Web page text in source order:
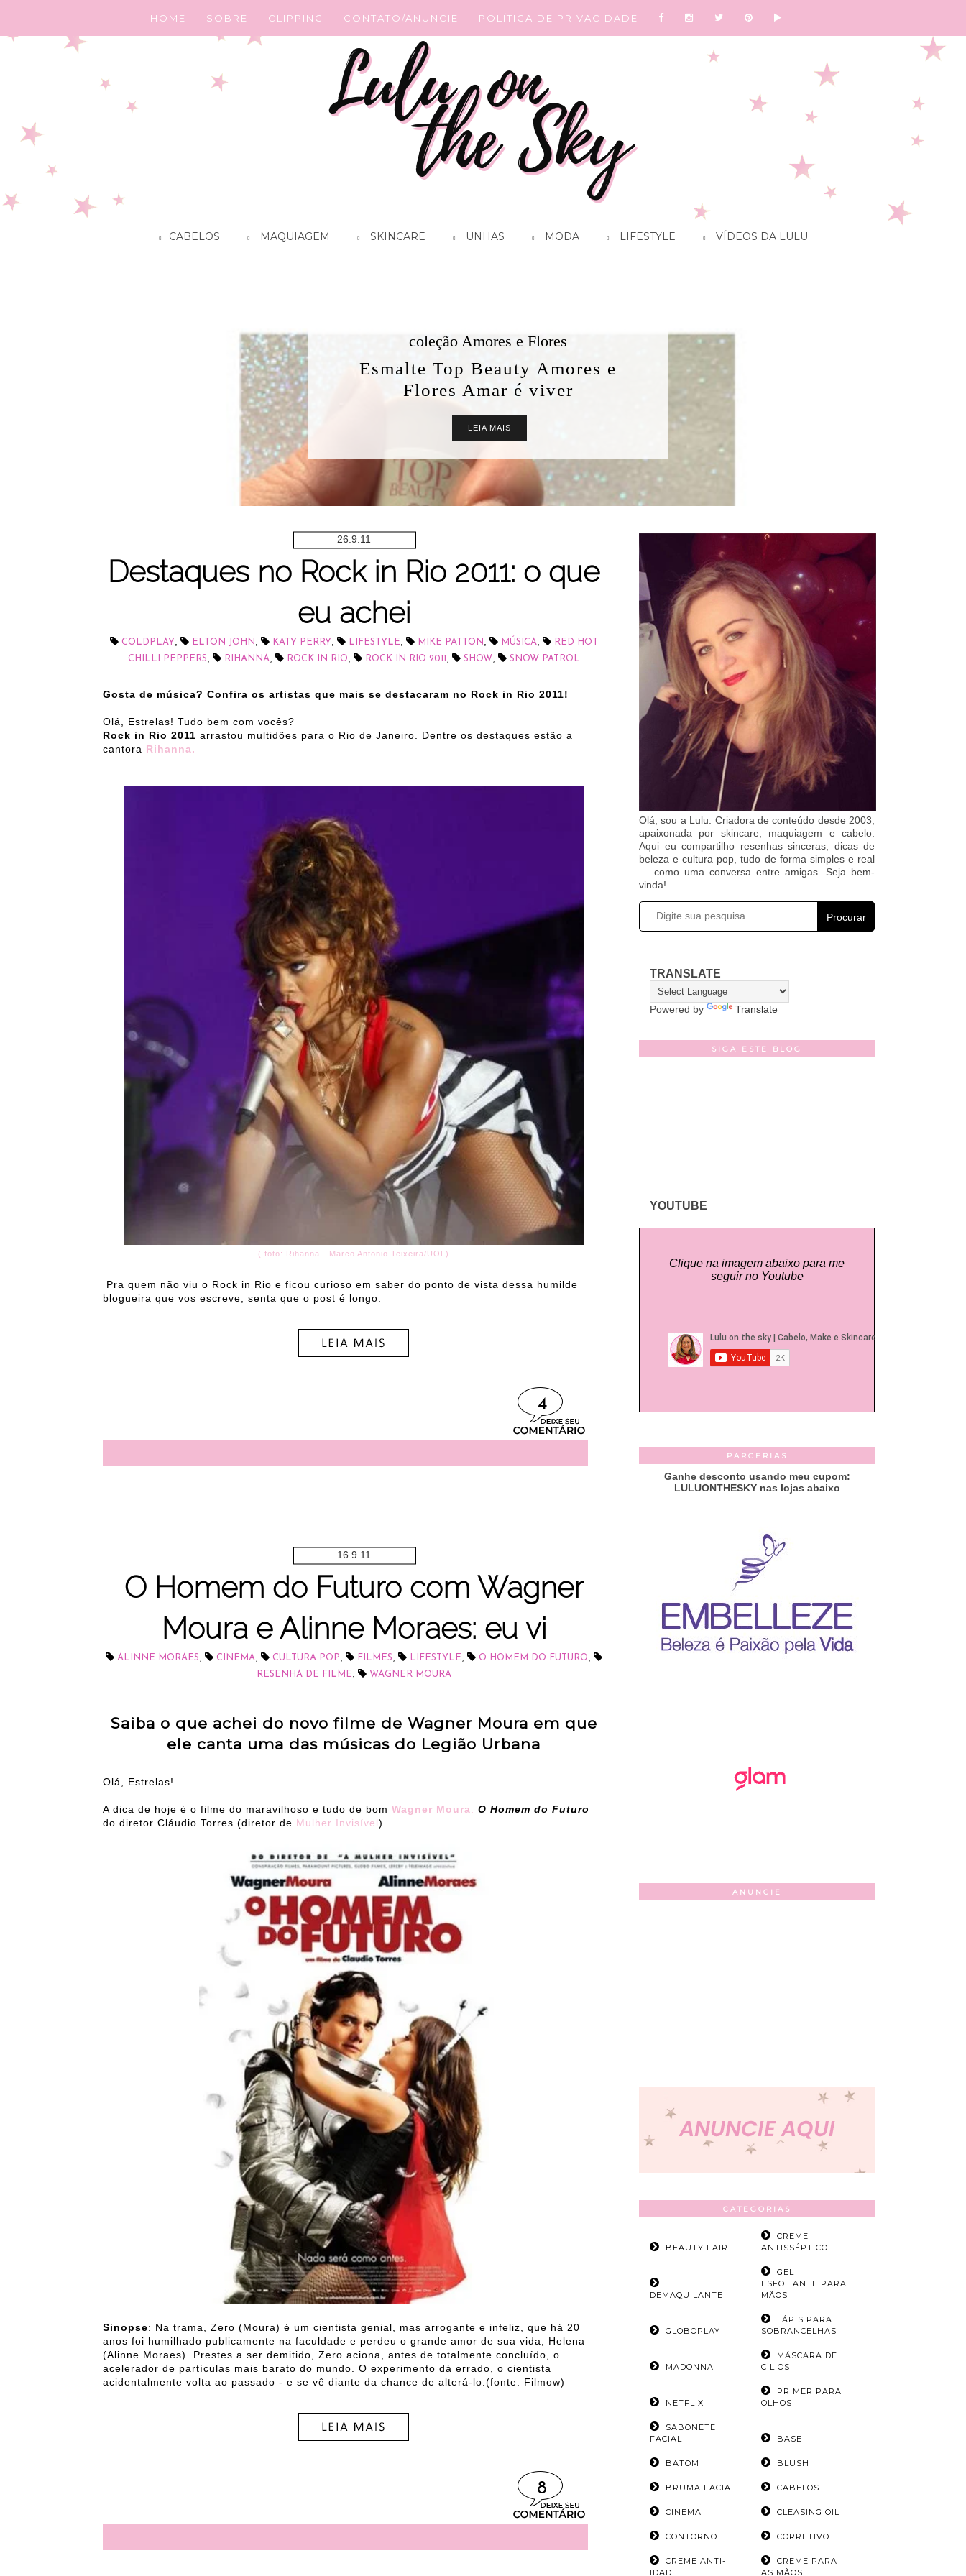
HOME SOBRE CLIPPING CONTATO/ANUNCIE POLÍTICA DE PRIVACIDADE
CABELOS MAQUIAGEM SKINCARE UNHAS MODA LIFESTYLE VÍDEOS DA LULU
coleção Amores e Flores
Esmalte Top Beauty Amores e
Flores Amar é viver
LEIA MAIS
26.9.11
Destaques no Rock in Rio 2011: o que
eu achei
COLDPLAY, ELTON JOHN KATY PERRY, LIFESTYLE MIKE PATTON MÚSICA
RED HOT
CHILLI PEPPERS
RIHANNA ROCK IN RIO ROCK IN RIO 2011 SHOW, SNOW PATROL
Gosta de música? Confira os artistas que mais se destacaram no Rock in Rio 2011!
Olá, Estrelas! Tudo bem com vocês?
Rock in Rio 2011 arrastou multidões para o Rio de Janeiro. Dentre os destaques estão a
cantora Rihanna.
( foto: Rihanna - Marco Antonio Teixeira/UOL)
Pra quem não viu o Rock in Rio e ficou curioso em saber do ponto de vista dessa humilde
blogueira que vos escreve, senta que o post é longo.
4
16.9.11
O Homem do Futuro com Wagner
Moura e Alinne Moraes: eu vi
ALINNE MORAES CINEMA CULTURA POP FILMES LIFESTYLE O HOMEM DO FUTURO
RESENHA DE FILME WAGNER MOURA
Saiba o que achei do novo filme de Wagner Moura em que
ele canta uma das músicas do Legião Urbana
Olá, Estrelas!
A dica de hoje é o filme do maravilhoso e tudo de bom Wagner Moura: O Homem do Futuro
do diretor Cláudio Torres (diretor de Mulher Invisível)
Sinopse: Na trama, Zero (Moura) é um cientista genial, mas arrogante e infeliz, que há 20
anos foi humilhado publicamente na faculdade e perdeu o grande amor de sua vida, Helena
(Alinne Moraes). Prestes a ser demitido, Zero aciona, antes de totalmente concluído, o
acelerador de partículas mais barato do mundo. O experimento dá errado, o cientista
acidentalmente volta ao passado - e se vê diante da chance de alterá-lo.(fonte: Filmow)
8
Olá, sou a Lulu. Criadora de conteúdo desde 2003,
apaixonada por skincare, maquiagem e cabelo.
Aqui eu compartilho resenhas sinceras, dicas de
beleza e cultura pop, tudo de forma simples e real
— como uma conversa entre amigas. Seja bem-
vinda!
Procurar
TRANSLATE
Powered by Translate
SIGA ESTE BLOG
YOUTUBE
Clique na imagem abaixo para me
seguir no Youtube
PARCERIAS
Ganhe desconto usando meu cupom:
LULUONTHESKY nas lojas abaixo
ANUNCIE
CATEGORIAS
BEAUTY FAIR
CREME
ANTISSÉPTICO
DEMAQUILANTE
GEL
ESFOLIANTE PARA
MÃOS
GLOBOPLAY
LÁPIS PARA
SOBRANCELHAS
MADONNA
MÁSCARA DE
CÍLIOS
NETFLIX
PRIMER PARA
OLHOS
SABONETE
FACIAL
BASE
BATOM BLUSH
BRUMA FACIAL CABELOS
CINEMA CLEASING OIL
CONTORNO CORRETIVO
CREME ANTI-
IDADE
CREME PARA
AS MÃOS